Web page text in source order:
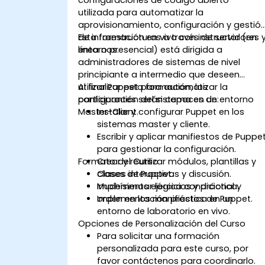
utilizada para automatizar la
aprovisionamiento, configuración y gestión
de infraestructuras a través de servidores
entornos.
Esta formación en vivo con instructor (en
línea o presencial) está dirigida a
administradores de sistemas de nivel
principiante a intermedio que deseen
utilizar Puppet para automatizar la
configuración del sistema en un entorno
Master-Client.
Al finalizar esta formación, los
participantes serán capaces de:
Instalar y configurar Puppet en los
sistemas master y cliente.
Escribir y aplicar manifiestos de Puppet
para gestionar la configuración.
Crear y reutilizar módulos, plantillas y
clases de Puppet.
Implementar lógica condicional y
orden en los manifiestos de Puppet.
Formato del Curso
Clases interactivas y discusión.
Muchísimos ejercicios y práctica.
Implementación práctica en un
entorno de laboratorio en vivo.
Opciones de Personalización del Curso
Para solicitar una formación
personalizada para este curso, por
favor contáctenos para coordinarlo.